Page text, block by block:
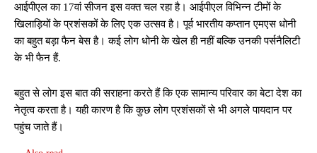
आईपीएल का 17वां सीजन इस वक्त चल रहा है। आईपीएल विभिन्न टीमों के
खिलाड़ियों के प्रशंसकों के लिए एक उत्सव है। पूर्व भारतीय कप्तान एमएस धोनी
का बहुत बड़ा फैन बेस है। कई लोग धोनी के खेल ही नहीं बल्कि उनकी पर्सनैलिटी
के भी फैन हैं.
बहुत से लोग इस बात की सराहना करते हैं कि एक सामान्य परिवार का बेटा देश का
नेतृत्व करता है। यही कारण है कि कुछ लोग प्रशंसकों से भी अगले पायदान पर
पहुंच जाते हैं।